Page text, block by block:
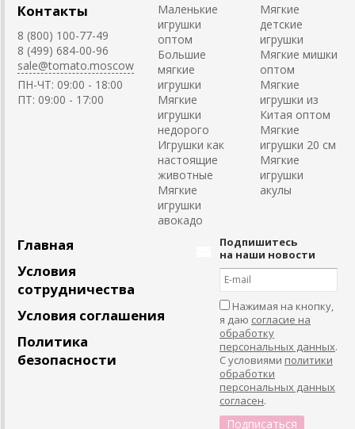
Контакты
8 (800) 100-77-49
8 (499) 684-00-96
sale@tomato.moscow
ПН-ЧТ: 09:00 - 18:00
ПТ: 09:00 - 17:00
Маленькие
игрушки
оптом
Большие
мягкие
игрушки
Мягкие
игрушки
недорого
Игрушки как
настоящие
животные
Мягкие
игрушки
авокадо
Мягкие
детские
игрушки
Мягкие мишки
оптом
Мягкие
игрушки из
Китая оптом
Мягкие
игрушки 20 см
Мягкие
игрушки
акулы
Главная
Условия
сотрудничества
Условия соглашения
Политика
безопасности
Подпишитесь
на наши новости
Нажимая на кнопку,
я даю согласие на
обработку
персональных данных.
С условиями политики
обработки
персональных данных
согласен.